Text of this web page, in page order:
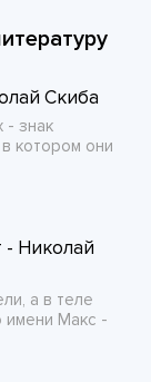
Скиба
- знак
котором они
- Николай
а в теле
имени Макс -